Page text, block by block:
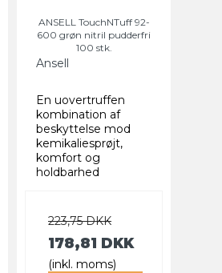
ANSELL TouchNTuff 92-
600 grøn nitril pudderfri
100 stk.
Ansell
En uovertruffen
kombination af
beskyttelse mod
kemikaliesprøjt,
komfort og
holdbarhed
223,75 DKK
178,81 DKK
(inkl. moms)